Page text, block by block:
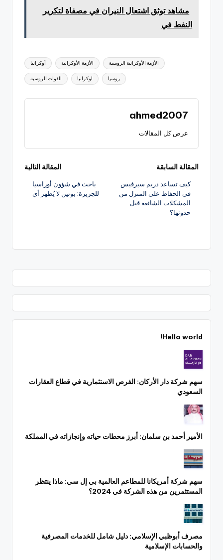
مشاهد توثق اشتعال النيران في مصفاة لتكرير
النفط في
أوكرانيا الأزمة الأوكرانية الأزمة الأوكرانية الروسية
القوات الروسية اوكرانيا روسيا
ahmed2007
عرض كل المقالات
تصفّح
المقالات
المقالة السابقة
كيف تساعد دريم سيرفيس
في الحفاظ على المنزل من
المشكلات الشائعة قبل
حدوثها؟
المقالة التالية
باحث في شؤون أوراسيا
للجزيرة: بوتين لا يُظهر أي
Hello world!
سهم شركة دار الأركان: الفرص الاستثمارية في قطاع العقارات
السعودي
الأمير أحمد بن سلمان: أبرز محطات حياته وإنجازاته في المملكة
سهم شركة أمريكانا للمطاعم العالمية بي إل سي: ماذا ينتظر
المستثمرين من هذه الشركة في 2024؟
مصرف أبوظبي الإسلامي: دليل شامل للخدمات المصرفية
والحسابات الإسلامية